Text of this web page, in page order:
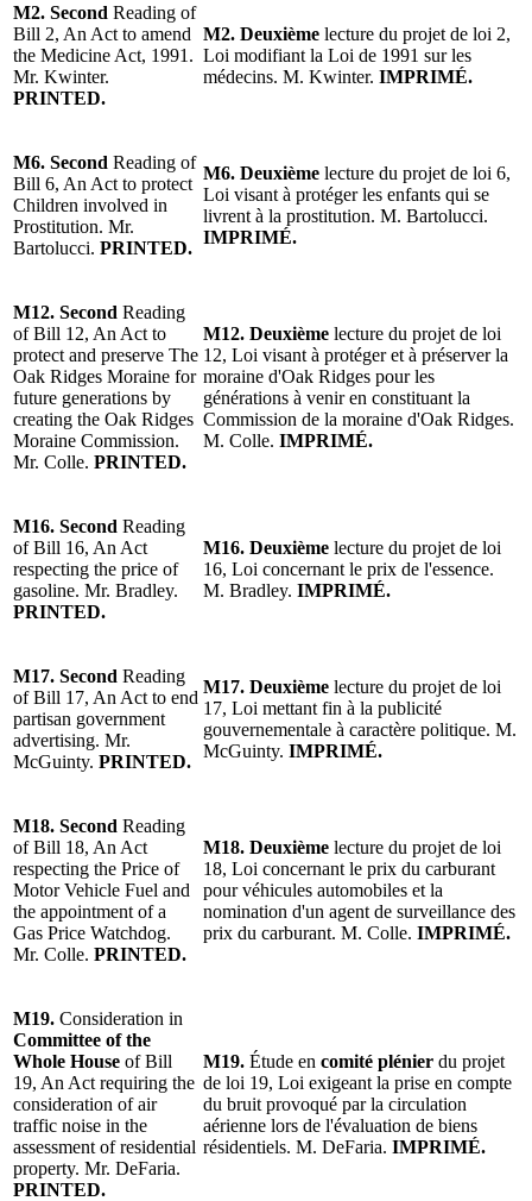
M2. Second Reading of
Bill 2, An Act to amend
the Medicine Act, 1991.
Mr. Kwinter.
PRINTED.
M2. Deuxième lecture du projet de loi 2,
Loi modifiant la Loi de 1991 sur les
médecins. M. Kwinter. IMPRIMÉ.
M6. Second Reading of
Bill 6, An Act to protect
Children involved in
Prostitution. Mr.
Bartolucci. PRINTED.
M6. Deuxième lecture du projet de loi 6,
Loi visant à protéger les enfants qui se
livrent à la prostitution. M. Bartolucci.
IMPRIMÉ.
M12. Second Reading
of Bill 12, An Act to
protect and preserve The
Oak Ridges Moraine for
future generations by
creating the Oak Ridges
Moraine Commission.
Mr. Colle. PRINTED.
M12. Deuxième lecture du projet de loi
12, Loi visant à protéger et à préserver la
moraine d'Oak Ridges pour les
générations à venir en constituant la
Commission de la moraine d'Oak Ridges.
M. Colle. IMPRIMÉ.
M16. Second Reading
of Bill 16, An Act
respecting the price of
gasoline. Mr. Bradley.
PRINTED.
M16. Deuxième lecture du projet de loi
16, Loi concernant le prix de l'essence.
M. Bradley. IMPRIMÉ.
M17. Second Reading
of Bill 17, An Act to end
partisan government
advertising. Mr.
McGuinty. PRINTED.
M17. Deuxième lecture du projet de loi
17, Loi mettant fin à la publicité
gouvernementale à caractère politique. M.
McGuinty. IMPRIMÉ.
M18. Second Reading
of Bill 18, An Act
respecting the Price of
Motor Vehicle Fuel and
the appointment of a
Gas Price Watchdog.
Mr. Colle. PRINTED.
M18. Deuxième lecture du projet de loi
18, Loi concernant le prix du carburant
pour véhicules automobiles et la
nomination d'un agent de surveillance des
prix du carburant. M. Colle. IMPRIMÉ.
M19. Consideration in
Committee of the
Whole House of Bill
19, An Act requiring the
consideration of air
traffic noise in the
assessment of residential
property. Mr. DeFaria.
PRINTED.
M19. Étude en comité plénier du projet
de loi 19, Loi exigeant la prise en compte
du bruit provoqué par la circulation
aérienne lors de l'évaluation de biens
résidentiels. M. DeFaria. IMPRIMÉ.